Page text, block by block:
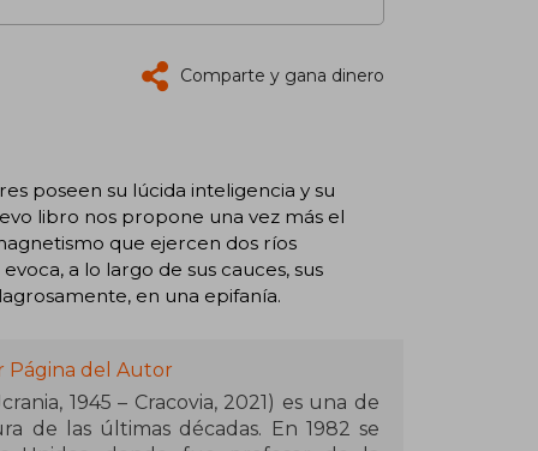
Comparte y gana dinero
poseen su lúcida inteligencia y su
libro nos propone una vez más el
que ejercen dos ríos
a lo largo de sus cauces, sus
en una epifanía.
Página del Autor
1945 – Cracovia, 2021) es una de
de las últimas décadas. En 1982 se